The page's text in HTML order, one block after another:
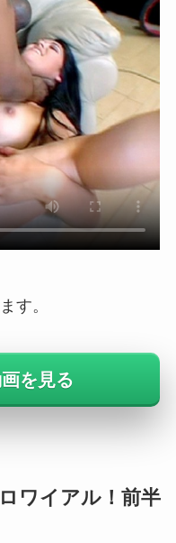
す。
を見る
ワイアル！前半